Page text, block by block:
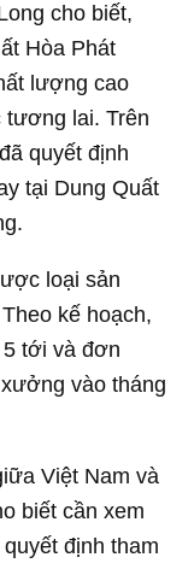
cho biết,
Hòa Phát
lượng cao
tương lai. Trên
quyết định
tại Dung Quất
.
loại sản
kế hoạch,
tới và đơn
vào tháng
Việt Nam và
biết cần xem
định tham